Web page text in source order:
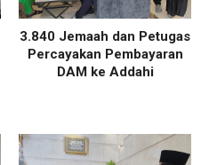
3.840 Jemaah dan Petugas
Percayakan Pembayaran
DAM ke Addahi